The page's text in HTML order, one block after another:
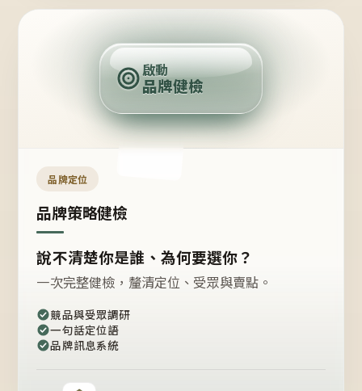
定
位
點
啟動
品牌健檢
品牌定位
品牌策略健檢
說不清楚你是誰、為何要選你？
一次完整健檢，釐清定位、受眾與賣點。
競品與受眾調研
一句話定位語
品牌訊息系統